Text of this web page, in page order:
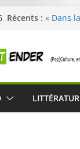
Récents : « Dans
« In The